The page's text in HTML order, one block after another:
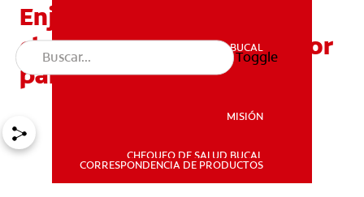
SALUD BUCAL
SALUD BUCAL
MISIÓN
CHEQUEO DE SALUD BUCAL
CORRESPONDENCIA DE PRODUCTOS
Toggle
Enjuagues bucales con
clorhexidina: ¿Son lo mejor
para usted?